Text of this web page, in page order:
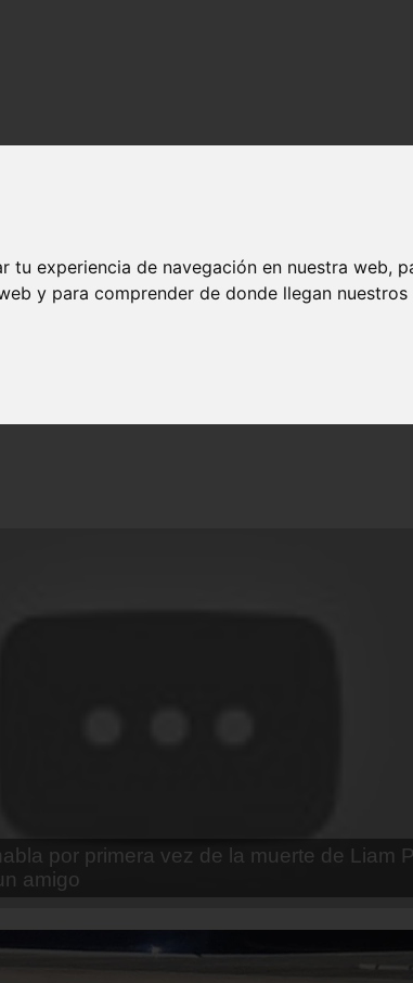
tu experiencia de navegación en nuestra web,
y para comprender de donde llegan
y la firme promesa que le hizo a